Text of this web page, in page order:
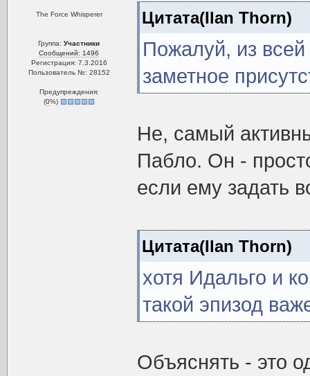
The Force Whisperer
Группа:Участники
Сообщений: 1496
Регистрация: 7.3.2016
Пользователь №: 28152
Предупреждения:
(0%)
Цитата(Ilan Thorn)
Пожалуй, из
заметное
Не, самый
Пабло. Он -
если ему задать
Цитата(Ilan Thorn)
хотя Идальго и
такой эпизод
Объяснять - это